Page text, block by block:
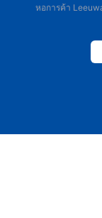
หอการค้า